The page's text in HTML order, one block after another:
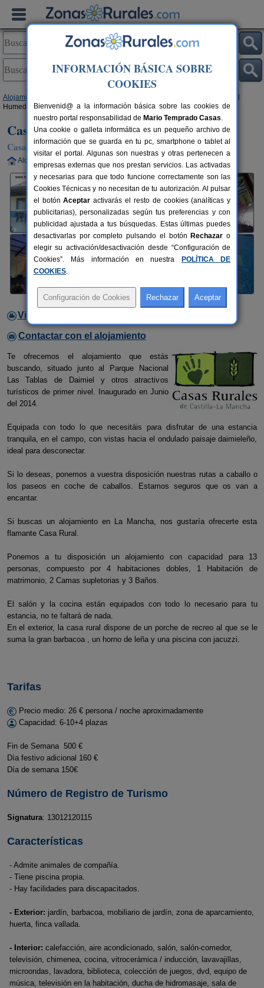
Alojamientos
> Casa Rural
Humedales de Daimiel
Casa Rural Humedales de Daimiel
Casa Rural en Daimiel (Ciudad Real)
Alquiler completo 30 km de Ciudad Real
Video
Contactar con el alojamiento
Te ofrecemos el alojamiento que estás
buscando, situado junto al Parque Nacional
Las Tablas de Daimiel y otros atractivos
turísticos de primer nivel. Inaugurado en Junio
del 2014.
Equipada con todo lo que necesitáis para disfrutar de una estancia
tranquila, en el campo, con vistas hacia el ondulado paisaje daimieleño,
ideal para desconectar.
Si lo deseas, ponemos a vuestra disposición nuestras rutas a caballo o
los paseos en coche de caballos. Estamos seguros que os van a
encantar.
Si buscas un alojamiento en La Mancha, nos gustaría ofrecerte esta
flamante Casa Rural.
Ponemos a tu disposición un alojamiento con capacidad para 13
personas, compuesto por 4 habitaciones dobles, 1 Habitación de
matrimonio, 2 Camas supletorias y 3 Baños.
El salón y la cocina están equipados con todo lo necesario para tu
estancia, no te faltará de nada.
En el exterior, la casa rural dispone de un porche de recreo al que se le
suma la gran barbacoa , un horno de leña y una piscina con jacuzzi.
Tarifas
Precio medio: 26 € persona / noche aproximadamente
Capacidad: 6-10+4 plazas
Fin de Semana 500 €
Día festivo adicional 160 €
Día de semana 150€
Número de Registro de Turismo
Signatura: 13012120115
Características
- Admite animales de compañía.
- Tiene piscina propia.
- Hay facilidades para discapacitados.
- Exterior: jardín, barbacoa, mobiliario de jardín, zona de aparcamiento,
huerta, finca vallada.
- Interior: calefacción, aire acondicionado, salón, salón-comedor,
televisión, chimenea, cocina, vitrocerámica / inducción, lavavajillas,
microondas, lavadora, biblioteca, colección de juegos, dvd, equipo de
música, televisión en la habitación, ducha de hidromasaje, sala de
INFORMACIÓN BÁSICA SOBRE
COOKIES
Bienvenid@ a la información básica sobre las cookies de
nuestro portal responsabilidad de Mario Temprado Casas.
Una cookie o galleta informática es un pequeño archivo de
información que se guarda en tu pc, smartphone o tablet al
visitar el portal. Algunas son nuestras y otras pertenecen a
empresas externas que nos prestan servicios. Las activadas
y necesarias para que todo funcione correctamente son las
Cookies Técnicas y no necesitan de tu autorización. Al pulsar
el botónAceptar activarás el resto de cookies (analíticas y
publicitarias), personalizadas según tus preferencias y con
publicidad ajustada a tus búsquedas. Estas últimas puedes
desactivarlas por completo pulsando el botón Rechazar o
elegir su activación/desactivación desde “Configuración de
Cookies”. Más información en nuestra
POLÍTICA DE
COOKIES.